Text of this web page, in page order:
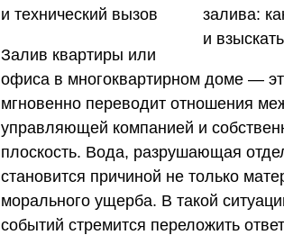
и технический вызов
Залив квартиры или
офиса в многоквартирном доме —
мгновенно переводит отношения
управляющей компанией и
плоскость. Вода, разрушающая
становится причиной не только
морального ущерба. В такой
событий стремится переложить